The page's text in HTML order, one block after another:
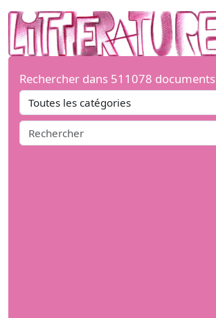
Rechercher dans 511078 documents